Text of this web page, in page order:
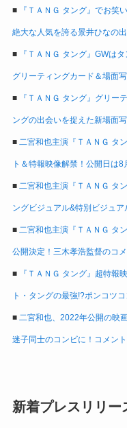
■ 『ＴＡＮＧ タング』でお笑
絶大な人気を誇る景井ひなの
■ 『ＴＡＮＧ タング』GWは
グリーティングカード＆場面
■ 『ＴＡＮＧ タング』グリー
ングの出会いを捉えた新場面写
■ 二宮和也主演『ＴＡＮＧ タ
ト＆特報映像解禁！公開日は
■ 二宮和也主演『ＴＡＮＧ タ
ングビジュアル&特別ビジュア
■ 二宮和也主演『ＴＡＮＧ タ
公開決定！三木孝浩監督のコ
■ 『ＴＡＮＧ タング』超特報
ト・タングの最強!?ポンコツ
■ 二宮和也、2022年公開の映
迷子同士のコンビに！コメン
新着プレスリリー